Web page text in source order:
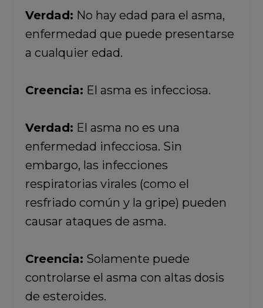
Verdad: No hay edad para el asma,
enfermedad que puede presentarse
a cualquier edad.
Creencia: El asma es infecciosa.
Verdad: El asma no es una
enfermedad infecciosa. Sin
embargo, las infecciones
respiratorias virales (como el
resfriado común y la gripe) pueden
causar ataques de asma.
Creencia: Solamente puede
controlarse el asma con altas dosis
de esteroides.